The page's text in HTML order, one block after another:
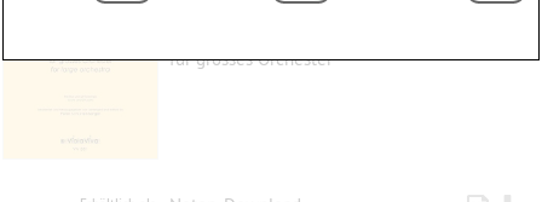
für grosses Orchester